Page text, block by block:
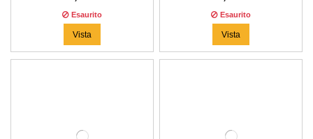
Esaurito
Vista
Esaurito
Vista